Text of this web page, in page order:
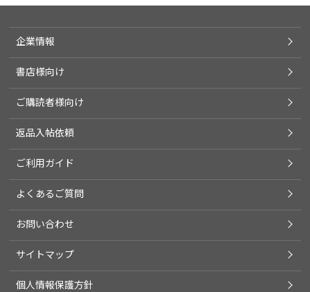
企業情報
書店様向け
ご購読者様向け
返品入帖依頼
ご利用ガイド
よくあるご質問
お問い合わせ
サイトマップ
個人情報保護方針